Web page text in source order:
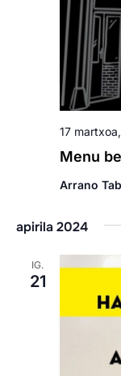
Menu
17
Arrano
apirila 2024
IG.
21